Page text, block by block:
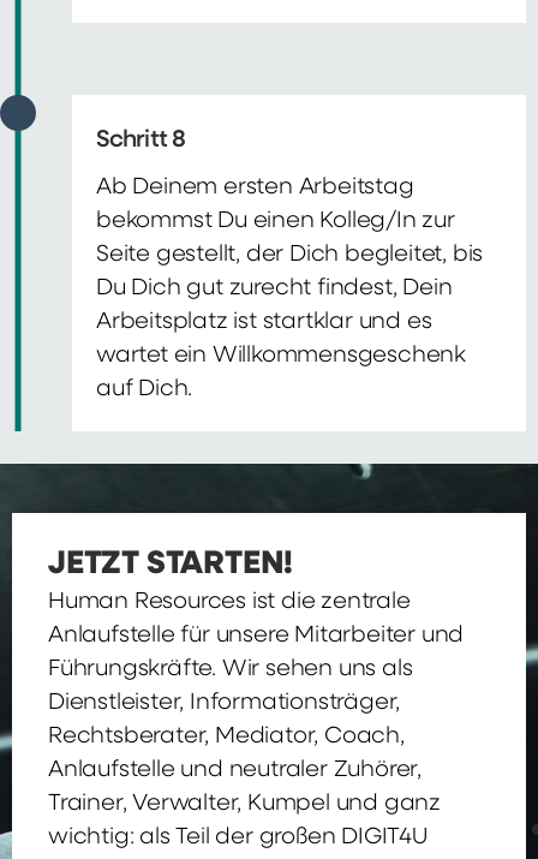
Schritt 8
Ab Deinem ersten Arbeitstag
bekommst Du einen Kolleg/In zur
Seite gestellt, der Dich begleitet, bis
Du Dich gut zurecht findest, Dein
Arbeitsplatz ist startklar und es
wartet ein Willkommensgeschenk
auf Dich.
JETZT STARTEN!
Human Resources ist die zentrale
Anlaufstelle für unsere Mitarbeiter und
Führungskräfte. Wir sehen uns als
Dienstleister, Informationsträger,
Rechtsberater, Mediator, Coach,
Anlaufstelle und neutraler Zuhörer,
Trainer, Verwalter, Kumpel und ganz
wichtig: als Teil der großen DIGIT4U